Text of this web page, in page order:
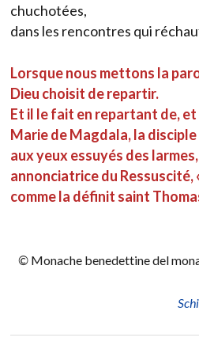
chuchotées,
dans les rencontres qui
Lorsque nous mettons la
Dieu choisit de repartir.
Et il le fait en repartant de, et
Marie de Magdala, la disciple
aux yeux essuyés des
annonciatrice du Ressuscité,
comme la définit saint
© Monache benedettine del